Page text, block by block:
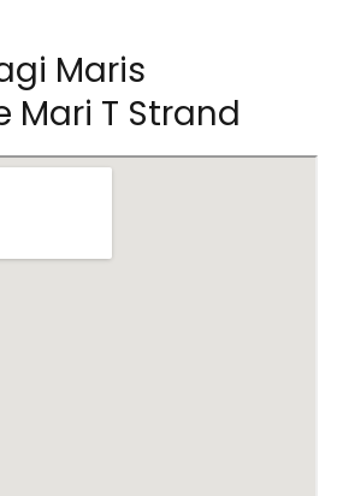
Maris
Mari T Strand